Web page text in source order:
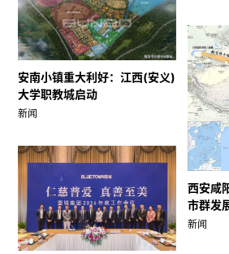
安南小镇重大利好：江西(安义)
大学职教城启动
新闻
西安咸
市群发
新闻